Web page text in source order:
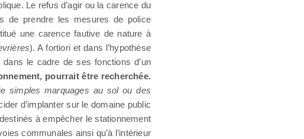
Le refus d’agir ou la carence du
de prendre les mesures de police
une carence fautive de nature à
). A fortiori et dans l’hypothèse
le cadre de ses fonctions d’un
pourrait être recherchée.
simples marquages au sol ou des
d’implanter sur le domaine public
à empêcher le stationnement
communales ainsi qu’à l’intérieur